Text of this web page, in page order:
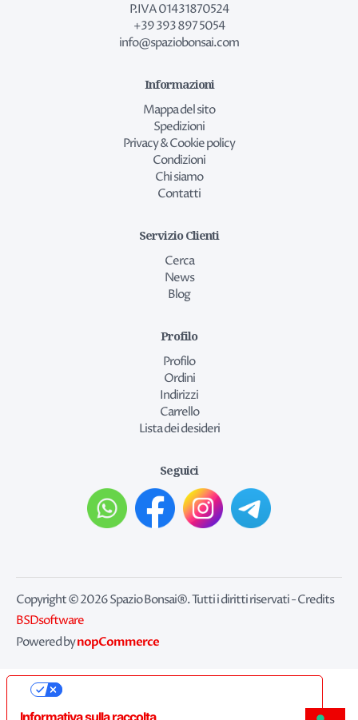
P.IVA 01431870524
+39 393 897 5054
info@spaziobonsai.com
Informazioni
Mappa del sito
Spedizioni
Privacy & Cookie policy
Condizioni
Chi siamo
Contatti
Servizio Clienti
Cerca
News
Blog
Profilo
Profilo
Ordini
Indirizzi
Carrello
Lista dei desideri
Seguici
Copyright © 2026 Spazio Bonsai®. Tutti i diritti riservati - Credits
BSDsoftware
Powered bynopCommerce
Informativa sulla raccolta
Le tue preferenze relative alla privacy